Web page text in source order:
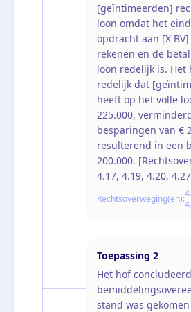
[geïntimeerden]
loon omdat het
opdracht aan [X
rekenen en de
loon redelijk is. Het
redelijk dat
heeft op het volle
225.000,
besparingen van €
resulterend in een
200.000.
4.17, 4.19, 4.20,
Rechtsoverweging(en):
Toepassing 2
Het hof
stand was